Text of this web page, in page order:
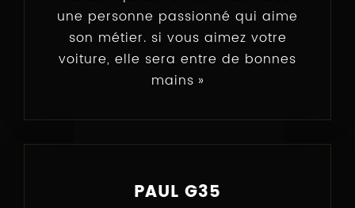
une personne passionné qui aime
son métier. si vous aimez votre
voiture, elle sera entre de bonnes
mains
PAUL G35